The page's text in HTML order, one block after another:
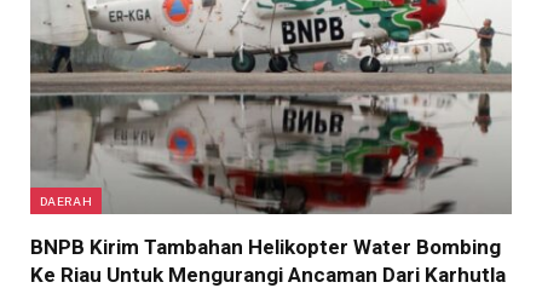
DAERAH
BNPB Kirim Tambahan Helikopter Water Bombing
Ke Riau Untuk Mengurangi Ancaman Dari Karhutla